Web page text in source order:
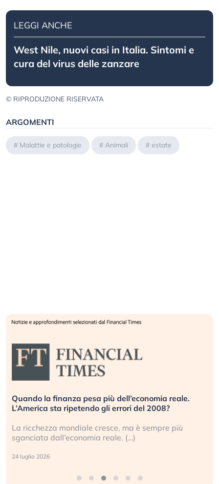
LEGGI ANCHE
West Nile, nuovi casi in Italia. Sintomi e
cura del virus delle zanzare
© RIPRODUZIONE RISERVATA
ARGOMENTI
# Malattie e patologie # Animali # estate
Quando la finanza pesa più dell’economia reale.
L’America sta ripetendo gli errori del 2008?
La ricchezza mondiale cresce, ma è sempre più
sganciata dall’economia reale. (…)
24 luglio 2026